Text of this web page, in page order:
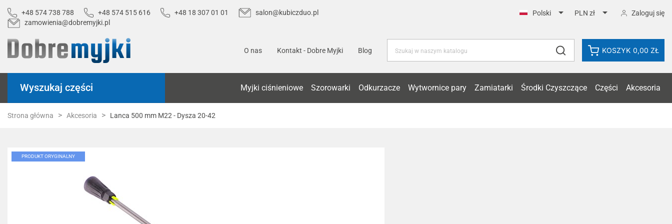
+48 574 738 788 +48 574 515 616 +48 18 307 01 01
salon@kubiczduo.pl
zamowienia@dobremyjki.pl
Polski  PLN zł  Zaloguj się
O nas Kontakt - Dobre Myjki Blog KOSZYK 0,00 ZŁ
Wyszukaj części Myjki ciśnieniowe Szorowarki Odkurzacze Wytwornice pary Zamiatarki Środki Czyszczące Części Akcesoria
Strona główna Akcesoria Lanca 500 mm M22 - Dysza 20-42
PRODUKT ORYGINALNY